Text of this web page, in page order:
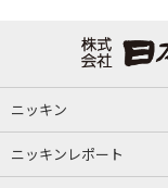
ニッキン
ニッキンレポート